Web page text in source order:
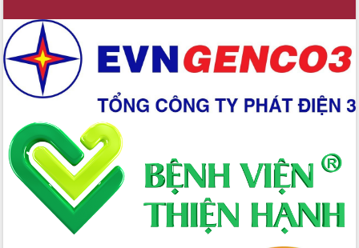
doanh nghiệp làm thước đo phục vụ
Đảm bảo công tác bầu cử triển khai
đúng tiến độ, quy trình theo luật định
Ban Tuyên giáo và Dân vận Trung ương
tập huấn công tác khoa giáo năm 2025
Đắk Lắk hưởng ứng Ngày Pháp luật
Việt Nam 2025 và biểu dương 25 tập
thể, cá nhân tiêu biểu
Hội nghị lần thứ nhất Ban Chỉ đạo
công tác bầu cử tỉnh Đắk Lắk
Hội nghị UBND tỉnh thường kỳ tháng
10 năm 2025